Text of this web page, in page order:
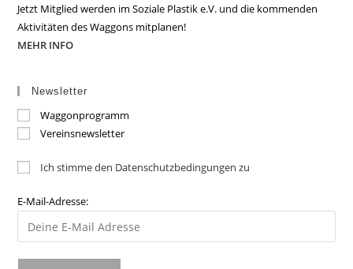
Jetzt Mitglied werden im Soziale Plastik e.V. und die kommenden
Aktivitäten des Waggons mitplanen!
MEHR INFO
Newsletter
Waggonprogramm
Vereinsnewsletter
Ich stimme den Datenschutzbedingungen zu
E-Mail-Adresse: